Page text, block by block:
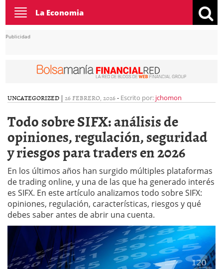
Toggle
navigation
La Economia
Publicidad
UNCATEGORIZED | 26 FEBRERO, 2026- Escrito por: jchomon
Todo sobre SIFX: análisis de
opiniones, regulación, seguridad
y riesgos para traders en 2026
En los últimos años han surgido múltiples plataformas
de trading online, y una de las que ha generado interés
es SIFX. En este artículo analizamos todo sobre SIFX:
opiniones, regulación, características, riesgos y qué
debes saber antes de abrir una cuenta.